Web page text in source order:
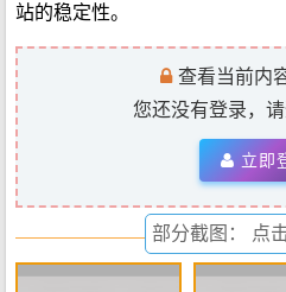
站的稳定性。
查看当前内
您还没有登录，请
立即
部分截图： 点